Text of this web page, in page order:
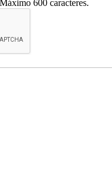
Máximo 600 caracteres.